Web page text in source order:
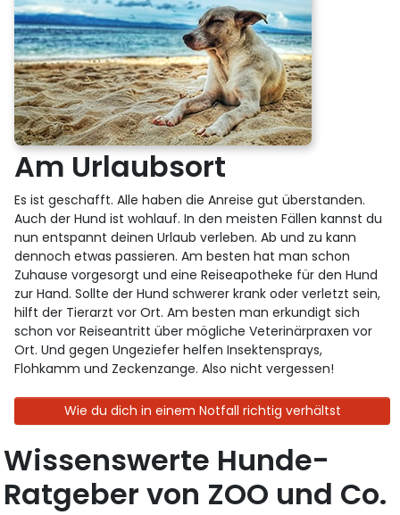
Am Urlaubsort
Es ist geschafft. Alle haben die Anreise gut überstanden.
Auch der Hund ist wohlauf. In den meisten Fällen kannst du
nun entspannt deinen Urlaub verleben. Ab und zu kann
dennoch etwas passieren. Am besten hat man schon
Zuhause vorgesorgt und eine Reiseapotheke für den Hund
zur Hand. Sollte der Hund schwerer krank oder verletzt sein,
hilft der Tierarzt vor Ort. Am besten man erkundigt sich
schon vor Reiseantritt über mögliche Veterinärpraxen vor
Ort. Und gegen Ungeziefer helfen Insektensprays,
Flohkamm und Zeckenzange. Also nicht vergessen!
Wie du dich in einem Notfall richtig verhältst
Wissenswerte Hunde-
Ratgeber von ZOO und Co.